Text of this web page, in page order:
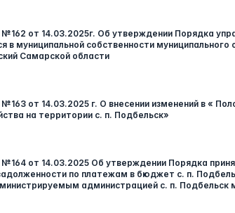
от 14.03.2025г. Об утверждении Порядка
в муниципальной собственности муниципального
Самарской области
от 14.03.2025 г. О внесении изменений в «
на территории с. п. Подбельск»
от 14.03.2025 Об утверждении Порядка
по платежам в бюджет с. п.
администрацией с. п. Подбельск